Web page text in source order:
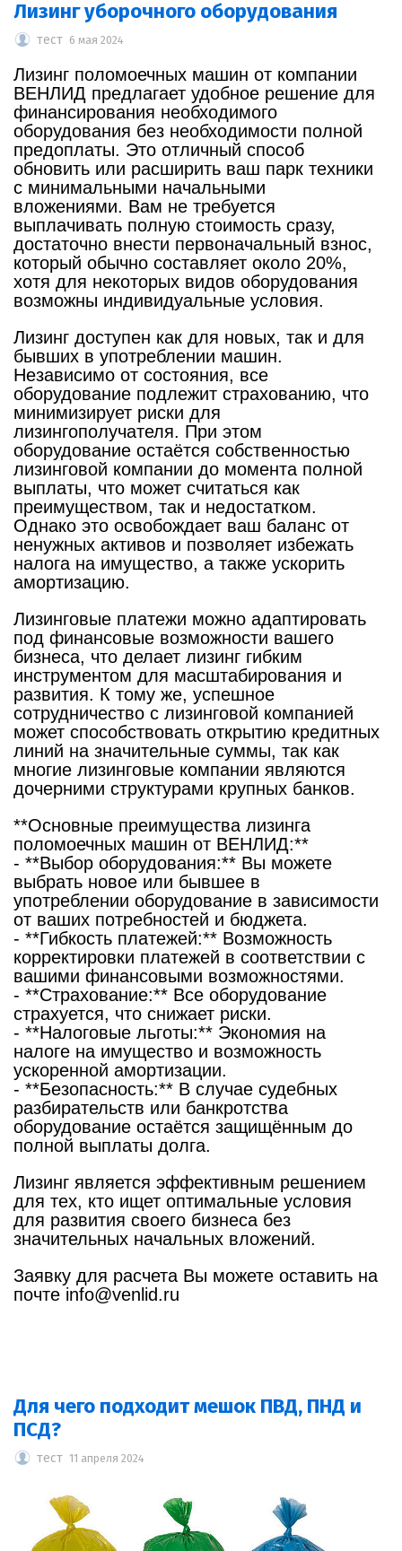
Лизинг уборочного оборудования
тест 6 мая 2024
Лизинг поломоечных машин от компании
ВЕНЛИД предлагает удобное решение для
финансирования необходимого
оборудования без необходимости полной
предоплаты. Это отличный способ
обновить или расширить ваш парк техники
с минимальными начальными
вложениями. Вам не требуется
выплачивать полную стоимость сразу,
достаточно внести первоначальный взнос,
который обычно составляет около 20%,
хотя для некоторых видов оборудования
возможны индивидуальные условия.
Лизинг доступен как для новых, так и для
бывших в употреблении машин.
Независимо от состояния, все
оборудование подлежит страхованию, что
минимизирует риски для
лизингополучателя. При этом
оборудование остаётся собственностью
лизинговой компании до момента полной
выплаты, что может считаться как
преимуществом, так и недостатком.
Однако это освобождает ваш баланс от
ненужных активов и позволяет избежать
налога на имущество, а также ускорить
амортизацию.
Лизинговые платежи можно адаптировать
под финансовые возможности вашего
бизнеса, что делает лизинг гибким
инструментом для масштабирования и
развития. К тому же, успешное
сотрудничество с лизинговой компанией
может способствовать открытию кредитных
линий на значительные суммы, так как
многие лизинговые компании являются
дочерними структурами крупных банков.
**Основные преимущества лизинга
поломоечных машин от ВЕНЛИД:**
- **Выбор оборудования:** Вы можете
выбрать новое или бывшее в
употреблении оборудование в зависимости
от ваших потребностей и бюджета.
- **Гибкость платежей:** Возможность
корректировки платежей в соответствии с
вашими финансовыми возможностями.
- **Страхование:** Все оборудование
страхуется, что снижает риски.
- **Налоговые льготы:** Экономия на
налоге на имущество и возможность
ускоренной амортизации.
- **Безопасность:** В случае судебных
разбирательств или банкротства
оборудование остаётся защищённым до
полной выплаты долга.
Лизинг является эффективным решением
для тех, кто ищет оптимальные условия
для развития своего бизнеса без
значительных начальных вложений.
Заявку для расчета Вы можете оставить на
почте info@venlid.ru
Для чего подходит мешок ПВД, ПНД и
ПСД?
тест 11 апреля 2024